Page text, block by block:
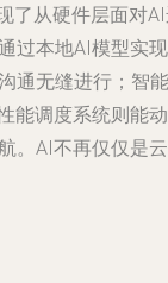
了从硬件层面对
过本地AI模型实现
通无缝进行；智能
能调度系统则能动
。AI不再仅仅是云